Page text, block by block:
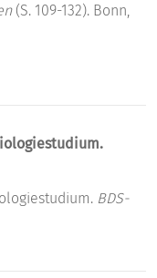
(S. 109-132). Bonn,
BDS-